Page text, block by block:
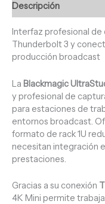
Descripción
Interfaz profesional de
Thunderbolt 3 y
producción broadcast
La Blackmagic
y profesional de
para estaciones de
entornos broadcast.
formato de rack 1U
necesitan integración
prestaciones.
Gracias a su conexión
4K Mini permite